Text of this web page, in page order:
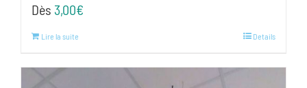
Dès 3,00€
Lire la suite Details